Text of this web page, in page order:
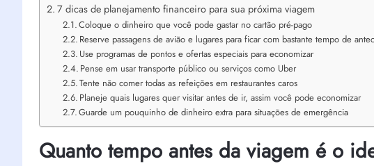
7 dicas de planejamento financeiro para sua próxima viagem
Coloque o dinheiro que você pode gastar no cartão pré-pago
Reserve passagens de avião e lugares para ficar com bastante tempo de
Use programas de pontos e ofertas especiais para economizar
Pense em usar transporte público ou serviços como Uber
Tente não comer todas as refeições em restaurantes caros
Planeje quais lugares quer visitar antes de ir, assim você pode economizar
Guarde um pouquinho de dinheiro extra para situações de emergência
Quanto tempo antes da viagem é o